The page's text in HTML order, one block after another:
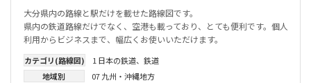
大分県内の路線と駅だけを載せた路線図です。
県内の鉄道路線だけでなく、空港も載っており、とても便利です。個人
利用からビジネスまで、幅広くお使いいただけます。
カテゴリ(路線図) 1 日本の鉄道、 鉄道
地域別
07 九州・沖縄地方